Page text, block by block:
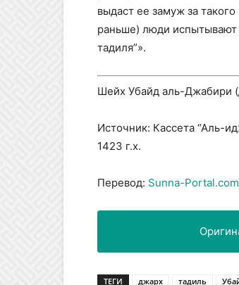
выдаст ее замуж за
раньше) люди испытывают
тадиля”».
Шейх Убайд аль-Джабири
Источник: Кассета “Аль-
1423 г.х.
Перевод: Sunna-Portal.com
ТЕГИ джарх тадиль